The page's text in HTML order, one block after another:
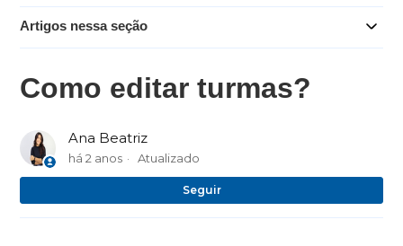
Artigos nessa seção
Como editar turmas?
Ana Beatriz
há 2 anos Atualizado
Seguir